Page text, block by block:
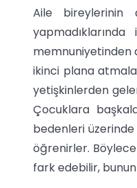
Aile bireylerinin
memnuniyetinden
ikinci plana
yetişkinlerden
Çocuklara
bedenleri
öğrenirler.
fark edebilir,